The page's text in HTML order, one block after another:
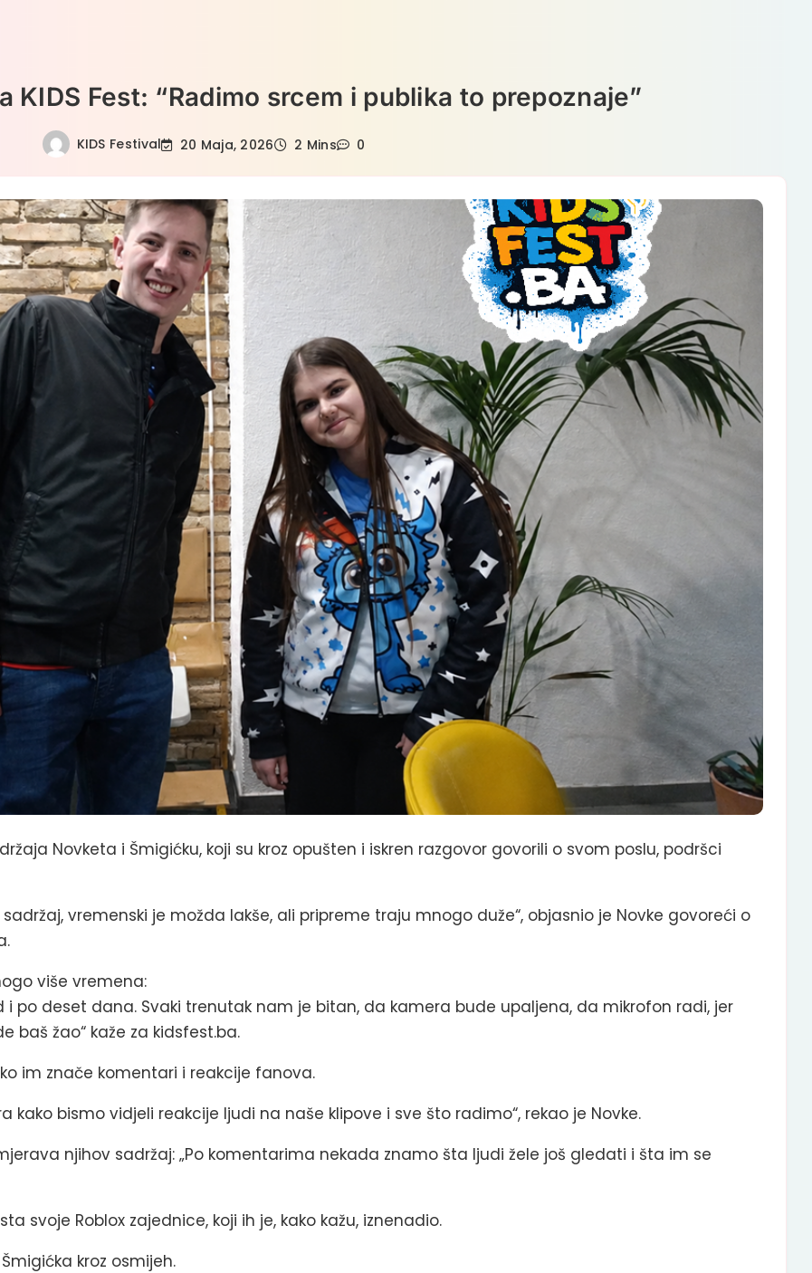
KIDS Fest: “Radimo srcem i publika to prepoznaje”
KIDS Festival 20 Maja, 2026 2 Mins 0
Novketa i Šmigićku, koji su kroz opušten i iskren razgovor govorili o svom poslu, podršci
vremenski je možda lakše, ali pripreme traju mnogo duže“, objasnio je Novke govoreći o
više vremena:
po deset dana. Svaki trenutak nam je bitan, da kamera bude upaljena, da mikrofon radi, jer
baš žao“ kaže za kidsfest.ba.
im znače komentari i reakcije fanova.
bismo vidjeli reakcije ljudi na naše klipove i sve što radimo“, rekao je Novke.
njihov sadržaj: „Po komentarima nekada znamo šta ljudi žele još gledati i šta im se
svoje Roblox zajednice, koji ih je, kako kažu, iznenadio.
kroz osmijeh.